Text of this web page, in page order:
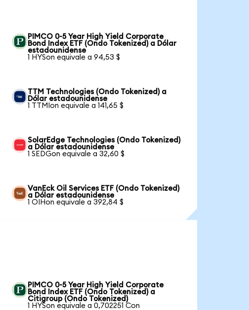
PIMCO 0-5 Year High Yield Corporate
Bond Index ETF (Ondo Tokenized) a Dólar
estadounidense
1 HYSon equivale a 94,53 $
TTM Technologies (Ondo Tokenized) a
Dólar estadounidense
1 TTMIon equivale a 141,65 $
SolarEdge Technologies (Ondo Tokenized)
a Dólar estadounidense
1 SEDGon equivale a 32,60 $
VanEck Oil Services ETF (Ondo Tokenized)
a Dólar estadounidense
1 OIHon equivale a 392,84 $
PIMCO 0-5 Year High Yield Corporate
Bond Index ETF (Ondo Tokenized) a
Citigroup (Ondo Tokenized)
1 HYSon equivale a 0,702251 Con